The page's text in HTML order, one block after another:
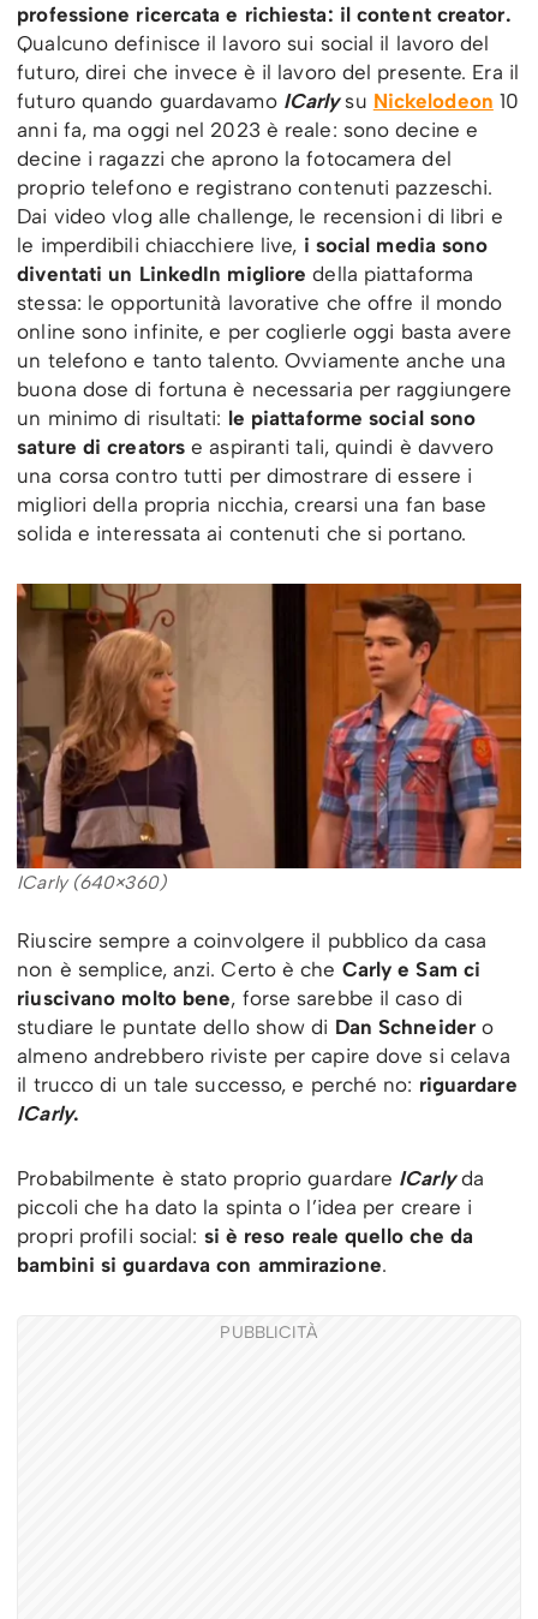
professione ricercata e richiesta: il content creator.
Qualcuno definisce il lavoro sui social il lavoro del
futuro, direi che invece è il lavoro del presente. Era il
futuro quando guardavamo ICarlysu Nickelodeon 10
anni fa, ma oggi nel 2023 è reale: sono decine e
decine i ragazzi che aprono la fotocamera del
proprio telefono e registrano contenuti pazzeschi.
Dai video vlog alle challenge, le recensioni di libri e
le imperdibili chiacchiere live, i social media sono
diventati un LinkedIn migliore della piattaforma
stessa: le opportunità lavorative che offre il mondo
online sono infinite, e per coglierle oggi basta avere
un telefono e tanto talento. Ovviamente anche una
buona dose di fortuna è necessaria per raggiungere
un minimo di risultati: le piattaforme social sono
sature di creators e aspiranti tali, quindi è davvero
una corsa contro tutti per dimostrare di essere i
migliori della propria nicchia, crearsi una fan base
solida e interessata ai contenuti che si portano.
ICarly (640×360)
Riuscire sempre a coinvolgere il pubblico da casa
non è semplice, anzi. Certo è che Carly e Sam ci
riuscivano molto bene, forse sarebbe il caso di
studiare le puntate dello show di Dan Schneidero
almeno andrebbero riviste per capire dove si celava
il trucco di un tale successo, e perché no: riguardare
ICarly.
Probabilmente è stato proprio guardare ICarlyda
piccoli che ha dato la spinta o l’idea per creare i
propri profili social: si è reso reale quello che da
bambini si guardava con ammirazione.
PUBBLICITÀ